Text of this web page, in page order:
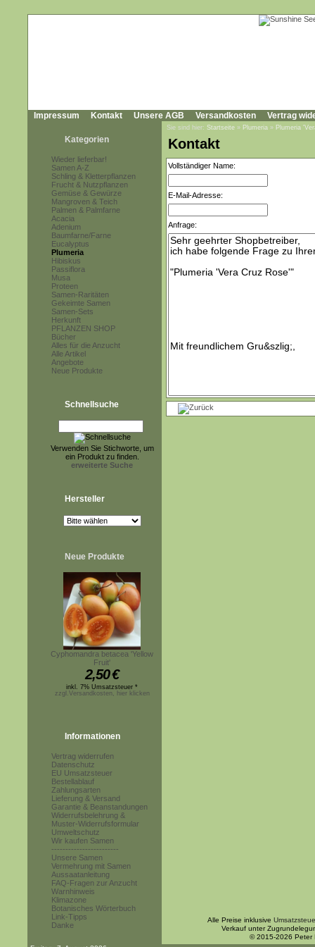
Impressum Kontakt Unsere AGB Versandkosten Vertrag
Kategorien
Wieder lieferbar!
Samen A-Z
Schling & Kletterpflanzen
Frucht & Nutzpflanzen
Gemüse & Gewürze
Mangroven & Teich
Palmen & Palmfarne
Acacia
Adenium
Baumfarne/Farne
Eucalyptus
Plumeria
Hibiskus
Passiflora
Musa
Proteen
Samen-Raritäten
Gekeimte Samen
Samen-Sets
Herkunft
PFLANZEN SHOP
Bücher
Alles für die Anzucht
Alle Artikel
Angebote
Neue Produkte
Schnellsuche
Verwenden Sie Stichworte, um
ein Produkt zu finden.
erweiterte Suche
Hersteller
Neue Produkte
Cyphomandra betacea 'Yellow
Fruit'
2,50€
inkl. 7% Umsatzsteuer *
zzgl.Versandkosten, hier klicken
Informationen
Vertrag widerrufen
Datenschutz
EU Umsatzsteuer
Bestellablauf
Zahlungsarten
Lieferung & Versand
Garantie & Beanstandungen
Widerrufsbelehrung &
Muster-Widerrufsformular
Umweltschutz
Wir kaufen Samen
------------------------
Unsere Samen
Vermehrung mit Samen
Aussaatanleitung
FAQ-Fragen zur Anzucht
Warnhinweis
Klimazone
Botanisches Wörterbuch
Link-Tipps
Danke
Sie sind hier: Startseite » Plumeria » Plumeria
Kontakt
Vollständiger Name:
E-Mail-Adresse:
Anfrage:
Alle Preise inklusive
Verkauf unter
© 2015-2026 Peter